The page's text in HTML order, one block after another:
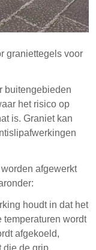
graniettegels voor
buitengebieden
het risico op
is. Graniet kan
afgewerkt
houdt in dat het
temperaturen wordt
afgekoeld,